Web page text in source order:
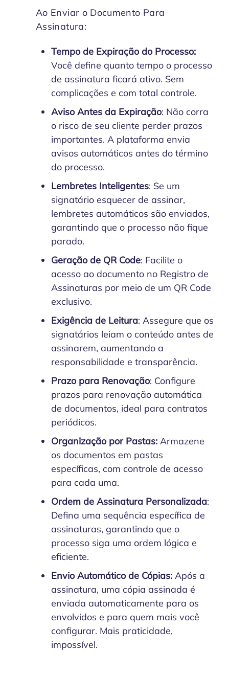
Ao Enviar o Documento Para
Assinatura:
Tempo de Expiração do Processo:
Você define quanto tempo o processo
de assinatura ficará ativo. Sem
complicações e com total controle.
Aviso Antes da Expiração: Não corra
o risco de seu cliente perder prazos
importantes. A plataforma envia
avisos automáticos antes do término
do processo.
Lembretes Inteligentes: Se um
signatário esquecer de assinar,
lembretes automáticos são enviados,
garantindo que o processo não fique
parado.
Geração de QR Code: Facilite o
acesso ao documento no Registro de
Assinaturas por meio de um QR Code
exclusivo.
Exigência de Leitura: Assegure que os
signatários leiam o conteúdo antes de
assinarem, aumentando a
responsabilidade e transparência.
Prazo para Renovação: Configure
prazos para renovação automática
de documentos, ideal para contratos
periódicos.
Organização por Pastas: Armazene
os documentos em pastas
específicas, com controle de acesso
para cada uma.
Ordem de Assinatura Personalizada:
Defina uma sequência específica de
assinaturas, garantindo que o
processo siga uma ordem lógica e
eficiente.
Envio Automático de Cópias: Após a
assinatura, uma cópia assinada é
enviada automaticamente para os
envolvidos e para quem mais você
configurar. Mais praticidade,
impossível.